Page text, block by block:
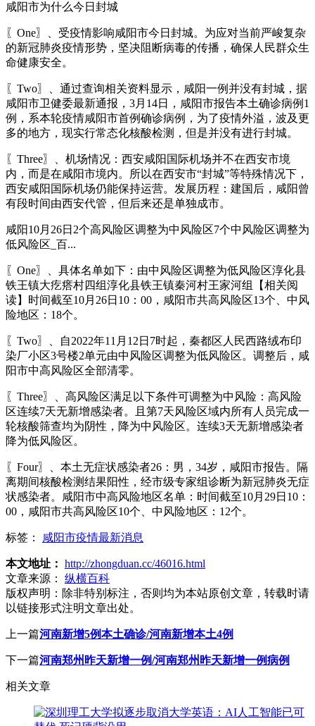
咸阳市为什么今日封城
〖One〗、受疫情影响咸阳市今日封城。为应对当前严峻复杂
的新冠肺炎疫情形势，坚决阻断病毒的传播，确保人民群众生
命健康安全。
〖Two〗、通过查询相关资料显示，咸阳一例并没有封城，据
咸阳市卫健委最新通报，3月14日，咸阳市报告本土确诊病例1
例，系本轮疫情咸阳市首例确诊病例，为了疫情外溢，波及更
多的地方，现实行常态化核酸检测，但是并没有进行封城。
〖Three〗、机场情况：西安咸阳国际机场并不在西安市境
内，而是在咸阳市境内。所以在西安市“封城”等特殊情况下，
西安咸阳国际机场仍能保持运营。发展历程：建国后，咸阳曾
有段时间由西安代管，但后来还是单独成市。
咸阳10月26日2个高风险区调整为中风险区7个中风险区调整为
低风险区_百...
〖One〗、具体名单如下：由中风险区调整为低风险区淳化县
铁王镇大疙瘩村四组淳化县铁王镇秦河村王家河组【相关阅
读】时间截至10月26日10：00，咸阳市共高风险区13个、中风
险地区：18个。
〖Two〗、自2022年11月12日7时起，秦都区人民西路绒布印
染厂小区3号楼2单元由中风险区调整为低风险区。调整后，咸
阳市中高风险区全部清零。
〖Three〗、高风险区满足以下条件可调整为中风险：高风险
区连续7天无新增感染者。且第7天风险区域内所有人员完成一
轮核酸筛查均为阴性，降为中风险区。连续3天无新增感染者
降为低风险区。
〖Four〗、本土无症状感染者26：男，34岁，咸阳市报告。隔
离期间核酸检测结果阳性，经市级专家组诊断为新冠肺炎无症
状感染者。咸阳市中高风险地区名单：时间截至10月29日10：
00，咸阳市共高风险区10个、中风险地区：12个。
标签： 咸阳市疫情最新消息
本文地址： http://zhongduan.cc/46016.html
文章来源：
纵横百科
版权声明： 除非特别标注，否则均为本站原创文章，转载时请
以链接形式注明文章出处。
上一篇河南新增5例本土确诊/河南新增本土4例
下一篇河南郑州昨天新增一例/河南郑州昨天新增一例病例
相关文章